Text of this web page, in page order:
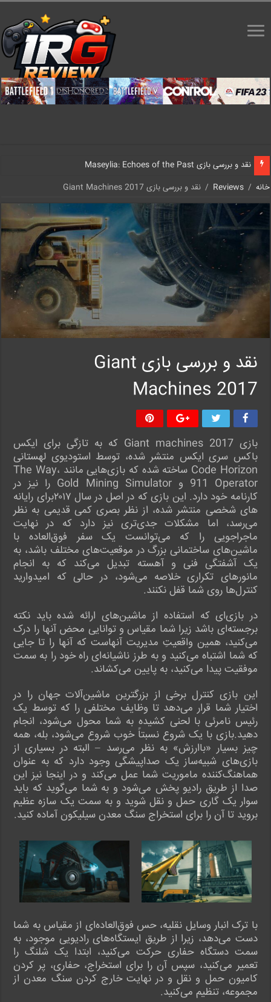
نقد و بررسی بازی Maseylia: Echoes of the Past
خانه /
Reviews
/ نقد و بررسی بازی Giant Machines 2017
نقد و بررسی بازی Giant
Machines 2017
بازی Giant machines 2017 که به تازگی برای ایکس
باکس سری ایکس منتشر شده، توسط استودیوی لهستانی
Code Horizon ساخته شده که بازی‌هایی مانند The Way،
911 Operator و Gold Mining Simulator را نیز در
کارنامه خود دارد. این بازی که در اصل در سال ۲۰۱۷برای رایانه
های شخصی منتشر شده، از نظر بصری کمی قدیمی به نظر
می‌رسد، اما مشکلات جدی‌تری نیز دارد که در نهایت
ماجراجویی را که می‌توانست یک سفر فوق‌العاده با
ماشین‌های ساختمانی بزرگ در موقعیت‌های مختلف باشد، به
یک آشفتگی فنی و آهسته تبدیل می‌کند که به انجام
مانورهای تکراری خلاصه می‌شود، در حالی که امیدوارید
کنترل‌ها روی شما قفل نکنند.
در بازی‌ای که استفاده از ماشین‌های ارائه شده باید نکته
برجسته‌ای باشد زیرا شما مقیاس و توانایی محض آنها را درک
می‌کنید، همین واقعیتِ مدیریت آنهاست که آنها را تا جایی
که شما اشتباه می‌کنید و به طرز ناشیانه‌ای راه خود را به سمت
موفقیت پیدا می‌کنید، به پایین می‌کشاند.
این بازی کنترل برخی از بزرگترین ماشین‌آلات جهان را در
اختیار شما قرار می‌دهد تا وظایف مختلفی را که توسط یک
رئیس نامرئی با لحنی کشیده به شما محول می‌شود، انجام
دهید.بازی با یک شروع نسبتاً خوب شروع می‌شود، بله، همه
چیز بسیار «باارزش» به نظر می‌رسد – البته در بسیاری از
بازی‌های شبیه‌ساز یک صداپیشگی وجود دارد که به عنوان
هماهنگ‌کننده ماموریت شما عمل می‌کند و در اینجا نیز این
صدا از طریق رادیو پخش می‌شود و به شما می‌گوید که باید
سوار یک گاری حمل و نقل شوید و به سمت یک سازه عظیم
بروید تا آن را برای استخراج سنگ معدن سیلیکون آماده کنید.
با ترک انبار وسایل نقلیه، حس فوق‌العاده‌ای از مقیاس به شما
دست می‌دهد، زیرا از طریق ایستگاه‌های رادیویی موجود، به
سمت دستگاه حفاری حرکت می‌کنید، ابتدا یک شلنگ را
تعمیر می‌کنید، سپس آن را برای استخراج، حفاری، پر کردن
کامیون حمل و نقل و در نهایت خارج کردن سنگ معدن از
مجموعه، تنظیم می‌کنید.